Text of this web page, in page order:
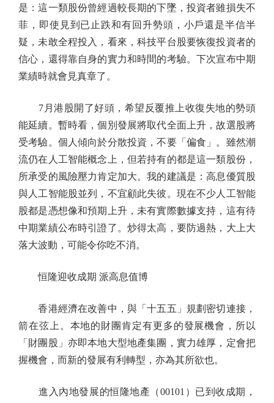
是：這一類股份曾經過較長期的下墜，投資者雖損失不
菲，即使見到已止跌和有回升勢頭，小戶還是半信半
疑，未敢全程投入，看來，科技平台股要恢復投資者的
信心，還得靠自身的實力和時間的考驗。下次宣布中期
業績時就會見真章了。
7月港股開了好頭，希望反覆推上收復失地的勢頭
能延續。暫時看，個別發展將取代全面上升，故選股將
受考驗。個人傾向於分散投資，不要「偏食」。雖然潮
流仍在人工智能概念上，但若持有的都是這一類股份，
所承受的風險壓力肯定加大。我的建議是：高息優質股
與人工智能股並列，不宜顧此失彼。現在不少人工智能
股都是憑想像和預期上升，未有實際數據支持，這有待
中期業績公布時引證了。炒得太高，要防過熱，大上大
落大波動，可能令你吃不消。
恒隆迎收成期 派高息值博
香港經濟在改善中，與「十五五」規劃密切連接，
箭在弦上。本地的財團肯定有更多的發展機會，所以
「財團股」亦即本地大型地產集團，實力雄厚，定會把
握機會，而新的發展有利轉型，亦為其所欲也。
進入內地發展的恒隆地產（00101）已到收成期，